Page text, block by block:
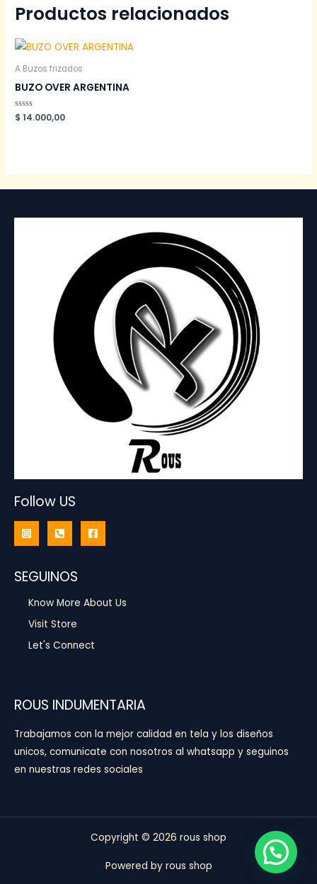
Productos relacionados
A Buzos frizados
BUZO OVER ARGENTINA
Valorado
en
$ 14.000,00
Follow US
SEGUINOS
Know More About Us
Visit Store
Let's Connect
ROUS INDUMENTARIA
Trabajamos con la mejor calidad en tela y los diseños
unicos, comunicate con nosotros al whatsapp y seguinos
en nuestras redes sociales
Copyright © 2026 rous shop
Powered by rous shop